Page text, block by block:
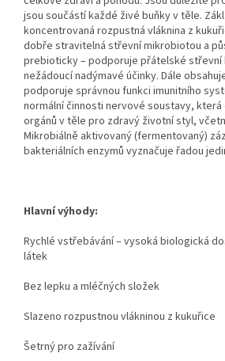
jsou součástí každé živé buňky v těle.
koncentrovaná rozpustná vláknina z
dobře stravitelná střevní mikrobiotou a
prebioticky – podporuje přátelské střevní
nežádoucí nadýmavé účinky. Dále
podporuje správnou funkci imunitního
normální činnosti nervové soustavy,
orgánů v těle pro zdravý životní styl,
Mikrobiálně aktivovaný (fermentovaný)
bakteriálních enzymů vyznačuje řadou
Hlavní výhody:
Rychlé vstřebávání – vysoká biologická
látek
Bez lepku a mléčných složek
Slazeno rozpustnou vlákninou z kukuřice
Šetrný pro zažívání